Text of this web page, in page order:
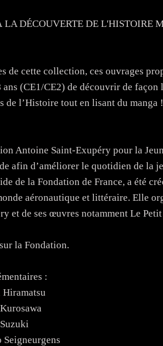
DÉCOUVERTE DE L'HISTOIRE
de cette collection, ces ouvrages
ans (CE1/CE2) de découvrir de
de l’Histoire tout en lisant du manga
Antoine Saint-Exupéry pour la
afin d’améliorer le quotidien de la
de la Fondation de France, a été
aéronautique et littéraire. Elle
et de ses œuvres notamment Le
la Fondation.
:
Hiramatsu